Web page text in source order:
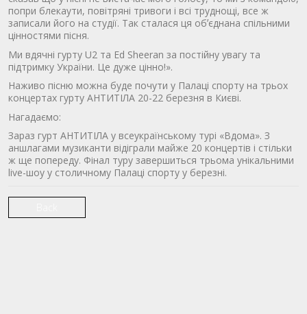
попри блекаути, повітряні тривоги і всі труднощі, все ж
записали його на студії. Так сталася ця обʼєднана спільними
цінностями пісня.
Ми вдячні гурту U2 та Ed Sheeran за постійну увагу та
підтримку України. Це дуже цінно!».
Наживо пісню можна буде почути у Палаці спорту на трьох
концертах гурту АНТИТІЛА 20-22 березня в Києві.
Нагадаємо:
Зараз гурт АНТИТІЛА у всеукраїнському турі «Вдома». З
аншлагами музиканти відіграли майже 20 концертів і стільки
ж ще попереду. Фінал туру завершиться трьома унікальними
live-шоу у столичному Палаці спорту у березні.